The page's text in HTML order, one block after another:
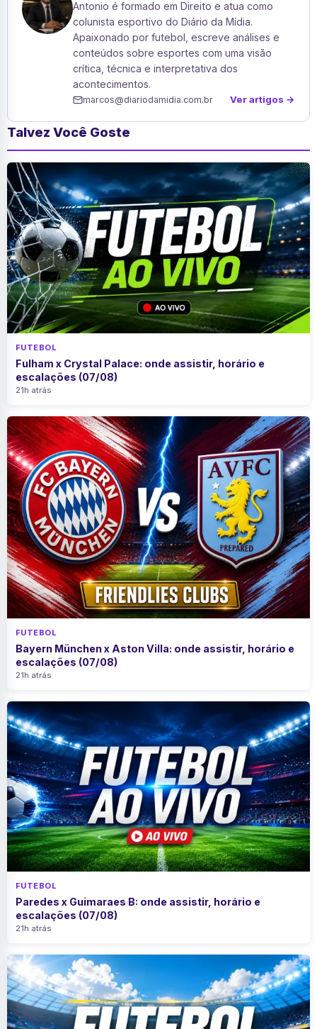
Antonio é formado em Direito e atua como
colunista esportivo do Diário da Mídia.
Apaixonado por futebol, escreve análises e
conteúdos sobre esportes com uma visão
crítica, técnica e interpretativa dos
acontecimentos.
marcos@diariodamidia.com.br Ver artigos →
Talvez Você Goste
FUTEBOL
Fulham x Crystal Palace: onde assistir, horário e
escalações (07/08)
21h atrás
FUTEBOL
Bayern München x Aston Villa: onde assistir, horário e
escalações (07/08)
21h atrás
FUTEBOL
Paredes x Guimaraes B: onde assistir, horário e
escalações (07/08)
21h atrás